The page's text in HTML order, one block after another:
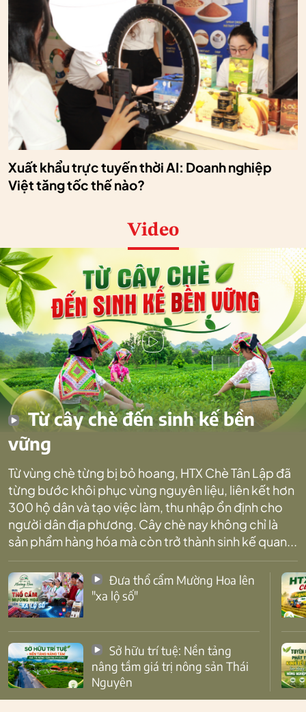
Xuất khẩu trực tuyến thời AI: Doanh nghiệp
Việt tăng tốc thế nào?
Video
Từ cây chè đến sinh kế bền
vững
Từ vùng chè từng bị bỏ hoang, HTX Chè Tân Lập đã
từng bước khôi phục vùng nguyên liệu, liên kết hơn
300 hộ dân và tạo việc làm, thu nhập ổn định cho
người dân địa phương. Cây chè nay không chỉ là
sản phẩm hàng hóa mà còn trở thành sinh kế quan...
"xa lộ số"
nâng tầm giá trị nông sản Thái
Nguyên